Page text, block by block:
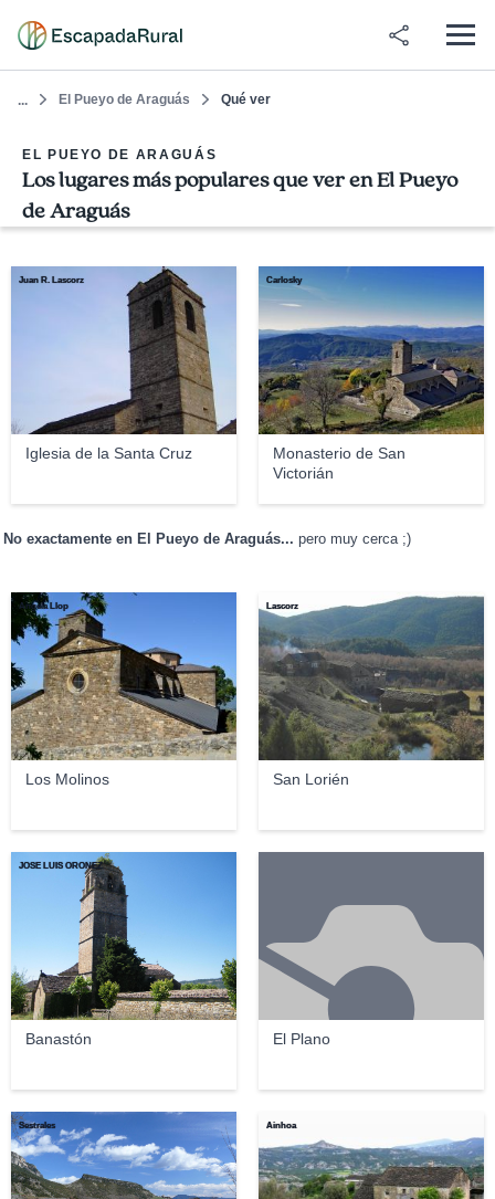
... El Pueyo de Araguás Qué ver
EL PUEYO DE ARAGUÁS
Los lugares más populares que ver en El Pueyo
de Araguás
Iglesia de la Santa Cruz
Juan R. Lascorz
Monasterio de San
Victorián
Carlosky
No exactamente en El Pueyo de Araguás... pero muy cerca ;)
Los Molinos
Angela Llop
San Lorién
Lascorz
Banastón
JOSE LUIS OROÑEZ
El Plano
Sestrales Ainhoa